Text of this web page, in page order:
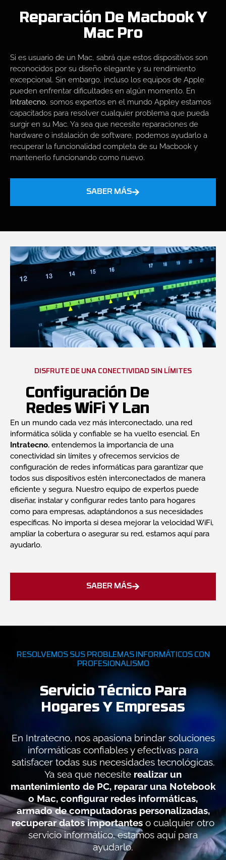
Reparación De Macbook Y
Mac Pro
Si es usuario de un Mac, sabrá que estos dispositivos son
reconocidos por su diseño elegante y su rendimiento
excepcional. Sin embargo, incluso los equipos de Apple
pueden enfrentar dificultades en algún momento. En
Intratecno, somos expertos en el mundo Appley estamos
capacitados para resolver cualquier problema que pueda
surgir en su Mac. Ya sea que necesite reparaciones de
hardware o instalación de software, podemos ayudarlo a
recuperar la funcionalidad completa de su Macbook y
mantenerlo funcionando como nuevo.
SABER MÁS
DISFRUTE DE UNA CONECTIVIDAD SIN LÍMITES
Configuración De
Redes WiFi Y Lan
En un mundo cada vez más interconectado, una red
informática sólida y confiable se ha vuelto esencial. En
Intratecno, entendemos la importancia de una
conectividad sin límites y ofrecemos servicios de
configuración de redes informáticas para garantizar que
todos sus dispositivos estén interconectados de manera
eficiente y segura. Nuestro equipo de expertos puede
diseñar, instalar y configurar redes tanto para hogares
como para empresas, adaptándonos a sus necesidades
específicas. No importa si desea mejorar la velocidad WiFi,
ampliar la cobertura o asegurar su red, estamos aquí para
ayudarlo.
SABER MÁS
RESOLVEMOS SUS PROBLEMAS INFORMÁTICOS CON
PROFESIONALISMO
Servicio Técnico Para
Hogares Y Empresas
En Intratecno, nos apasiona brindar soluciones
informáticas confiables y efectivas para
satisfacer todas sus necesidades tecnológicas.
Ya sea que necesite realizar un
mantenimiento de PC, reparar una Notebook
o Mac, configurar redes informáticas,
armado de computadoras personalizadas,
recuperar datos importantes o cualquier otro
servicio informático, estamos aquí para
ayudarlo.